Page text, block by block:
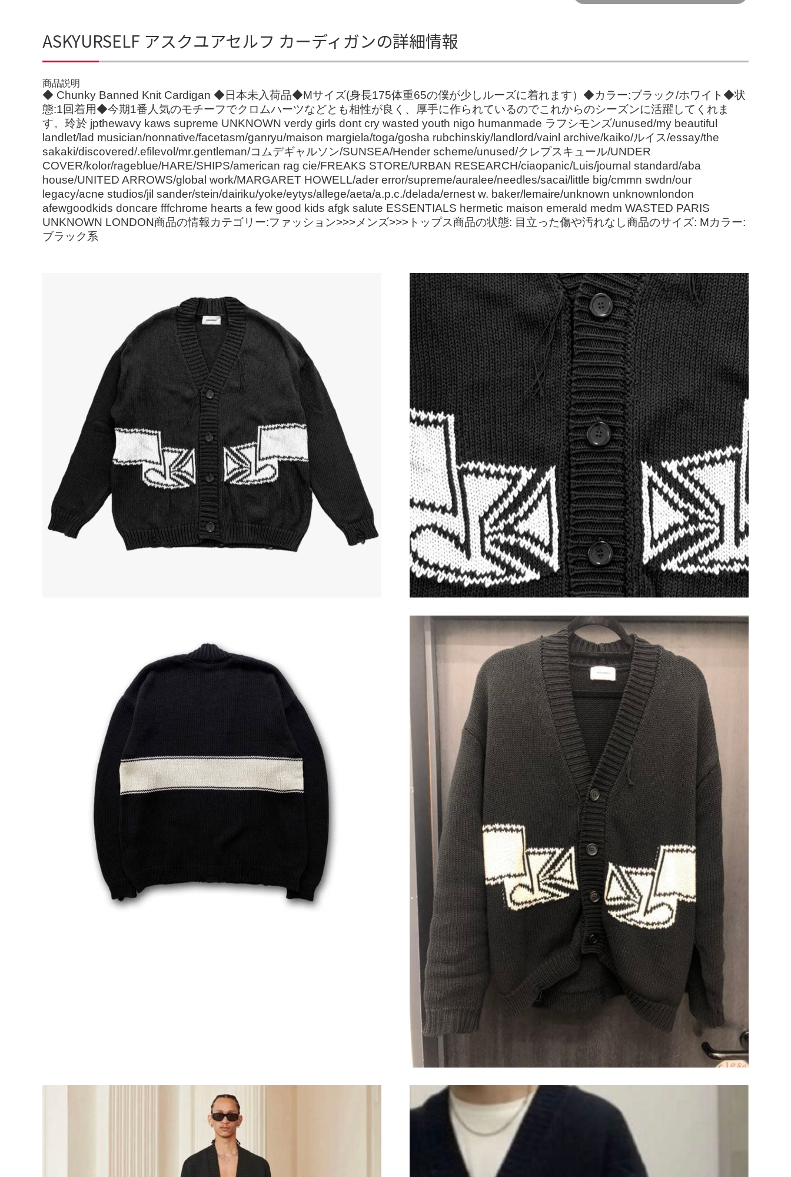
ASKYURSELF アスクユアセルフ カーディガンの詳細情報
商品説明
◆ Chunky Banned Knit Cardigan ◆日本未入荷品◆Mサイズ(身長175体重65の僕が少しルーズに着れます）◆カラー:ブラック/ホワイト◆状
態:1回着用◆今期1番人気のモチーフでクロムハーツなどとも相性が良く、厚手に作られているのでこれからのシーズンに活躍してくれま
す。玲於 jpthewavy kaws supreme UNKNOWN verdy girls dont cry wasted youth nigo humanmade ラフシモンズ/unused/my beautiful
landlet/lad musician/nonnative/facetasm/ganryu/maison margiela/toga/gosha rubchinskiy/landlord/vainl archive/kaiko/ルイス/essay/the
sakaki/discovered/.efilevol/mr.gentleman/コムデギャルソン/SUNSEA/Hender scheme/unused/クレプスキュール/UNDER
COVER/kolor/rageblue/HARE/SHIPS/american rag cie/FREAKS STORE/URBAN RESEARCH/ciaopanic/Luis/journal standard/aba
house/UNITED ARROWS/global work/MARGARET HOWELL/ader error/supreme/auralee/needles/sacai/little big/cmmn swdn/our
legacy/acne studios/jil sander/stein/dairiku/yoke/eytys/allege/aeta/a.p.c./delada/ernest w. baker/lemaire/unknown unknownlondon
afewgoodkids doncare fffchrome hearts a few good kids afgk salute ESSENTIALS hermetic maison emerald medm WASTED PARIS
UNKNOWN LONDON商品の情報カテゴリー:ファッション>>>メンズ>>>トップス商品の状態: 目立った傷や汚れなし商品のサイズ: Mカラー:
ブラック系